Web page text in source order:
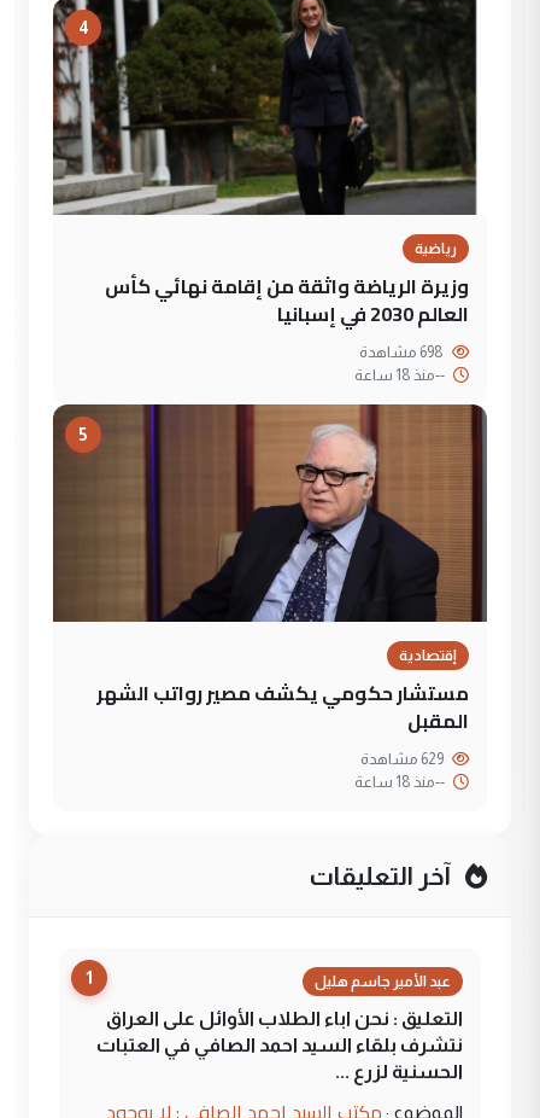
4
رياضية
وزيرة الرياضة واثقة من إقامة نهائي كأس
العالم 2030 في إسبانيا
--منذ 18 ساعة
5
إقتصادية
مستشار حكومي يكشف مصير رواتب الشهر
المقبل
--منذ 18 ساعة
آخر التعليقات
1 عبد الأمير جاسم هليل
التعليق : نحن اباء الطلاب الأوائل على العراق
نتشرف بلقاء السيد احمد الصافي في العتبات
الحسنية لزرع ...
الموضوع :